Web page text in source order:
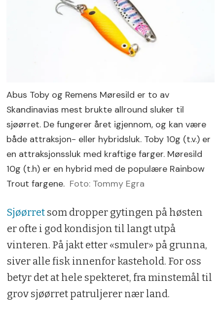
Abus Toby og Remens Møresild er to av
Skandinavias mest brukte allround sluker til
sjøørret. De fungerer året igjennom, og kan være
både attraksjon- eller hybridsluk. Toby 10g (t.v.) er
en attraksjonssluk med kraftige farger. Møresild
10g (t.h) er en hybrid med de populære Rainbow
Trout fargene. Foto: Tommy Egra
Sjøørretsom dropper gytingen på høsten
er ofte i god kondisjon til langt utpå
vinteren. På jakt etter «smuler» på grunna,
siver alle fisk innenfor kastehold. For oss
betyr det at hele spekteret, fra minstemål til
grov sjøørret patruljerer nær land.